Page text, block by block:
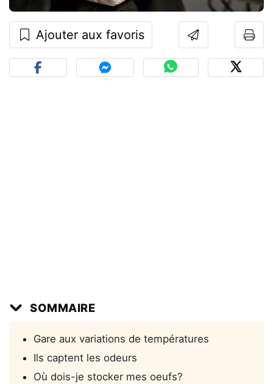
Ajouter aux favoris
SOMMAIRE
Gare aux variations de températures
Ils captent les odeurs
Où dois-je stocker mes oeufs?